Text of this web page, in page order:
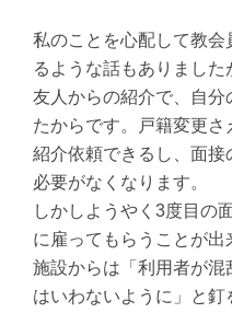
私のことを心配して教
るような話もありました
友人からの紹介で、自分
たからです。戸籍変更
紹介依頼できるし、面
必要がなくなります。
しかしようやく3度目の
に雇ってもらうことが出
施設からは「利用者が混
はいわないように」と